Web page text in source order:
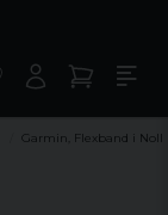
Garmin, Flexband i Noll